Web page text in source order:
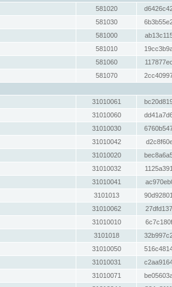
581020
581030
581000
581010
581060
581070
31010061
31010060
31010030
31010042
31010020
31010032
31010041
3101013
31010062
31010010
3101018
31010050
31010031
31010071